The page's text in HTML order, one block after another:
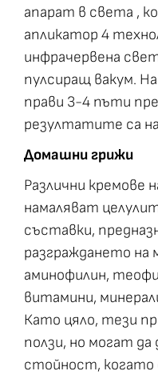
апарат в света ,
апликатор 4
инфрачервена
пулсиращ вакум.
прави 3-4 пъти
резултатите са
Домашни грижи
Различни кремове
намаляват
съставки,
разграждането на
аминофилин,
витамини,
Като цяло, тези
ползи, но могат
стойност, когато